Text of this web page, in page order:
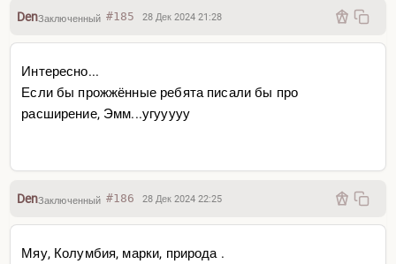
DenЗаключенный #185 28 Дек 2024 21:28
Интересно...
Если бы прожжённые ребята писали бы про
расширение, Эмм...угууууу
DenЗаключенный #186 28 Дек 2024 22:25
Мяу, Колумбия, марки, природа .